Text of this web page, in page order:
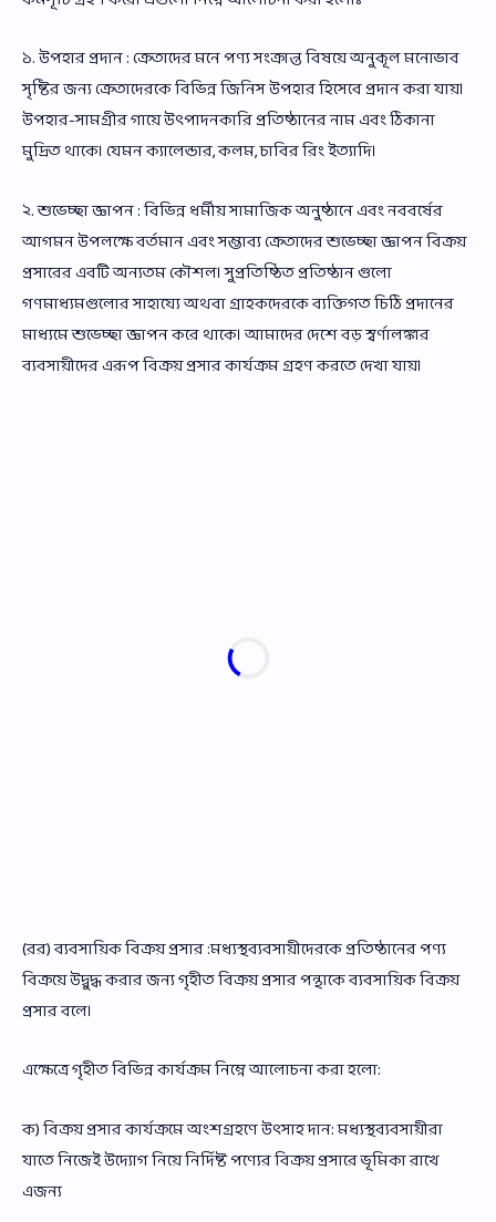
১. উপহার প্রদান : ক্রেতাদের মনে পণ্য সংক্রান্ত বিষয়ে অনুকূল মনোভাব
সৃষ্টির জন্য ক্রেতাদেরকে বিভিন্ন জিনিস উপহার হিসেবে প্রদান করা যায়।
উপহার-সামগ্রীর গায়ে উৎপাদনকারি প্রতিষ্ঠানের নাম এবং ঠিকানা
মুদ্রিত থাকে। যেমন ক্যালেন্ডার, কলম, চাবির রিং ইত্যাদি।
২. শুভেচ্ছা জ্ঞাপন : বিভিন্ন ধর্মীয় সামাজিক অনুষ্ঠানে এবং নববর্ষের
আগমন উপলক্ষে বর্তমান এবং সম্ভাব্য ক্রেতাদের শুভেচ্ছা জ্ঞাপন বিক্রয়
প্রসারের এবটি অন্যতম কৌশল। সুপ্রতিষ্ঠিত প্রতিষ্ঠান গুলো
গণমাধ্যমগুলোর সাহায্যে অথবা গ্রাহকদেরকে ব্যক্তিগত চিঠি প্রদানের
মাধ্যমে শুভেচ্ছা জ্ঞাপন করে থাকে। আমাদের দেশে বড় স্বর্ণালঙ্কার
ব্যবসায়ীদের এরূপ বিক্রয় প্রসার কার্যক্রম গ্রহণ করতে দেখা যায়।
(রর) ব্যবসায়িক বিক্রয় প্রসার :মধ্যস্থব্যবসায়ীদেরকে প্রতিষ্ঠানের পণ্য
বিক্রয়ে উদ্বুদ্ধ করার জন্য গৃহীত বিক্রয় প্রসার পন্থাকে ব্যবসায়িক বিক্রয়
প্রসার বলে।
এক্ষেত্রে গৃহীত বিভিন্ন কার্যক্রম নিম্নে আলোচনা করা হলো:
ক) বিক্রয় প্রসার কার্যক্রমে অংশগ্রহণে উৎসাহ দান: মধ্যস্থব্যবসায়ীরা
যাতে নিজেই উদ্যোগ নিয়ে নির্দিষ্ট পণ্যের বিক্রয় প্রসারে ভূমিকা রাখে
এজন্য